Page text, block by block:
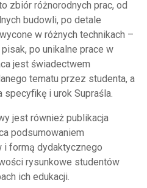
zbiór różnorodnych prac, od
budowli, po detale
w różnych technikach –
po unikalne prace w
jest świadectwem
tematu przez studenta, a
i urok Supraśla.
jest również publikacja
podsumowaniem
i formą dydaktycznego
rysunkowe studentów
ich edukacji.